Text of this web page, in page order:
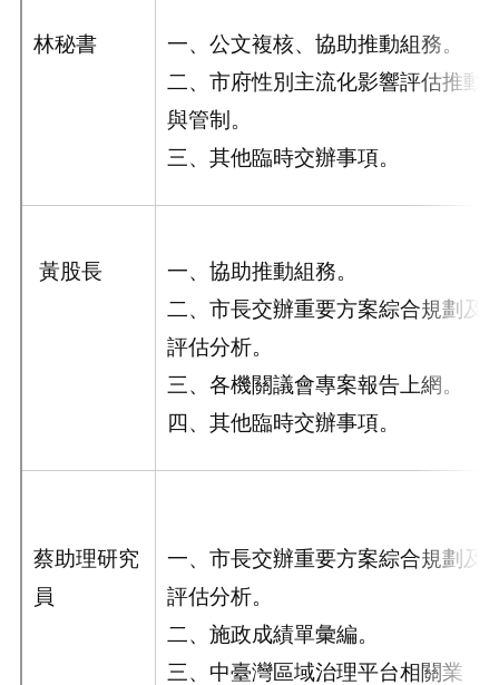
林秘書
一、公文複核、協助推動組務。
二、市府性別主流化影響評估推動
與管制。
三、其他臨時交辦事項。
黃股長
一、協助推動組務。
二、市長交辦重要方案綜合規劃及
評估分析。
三、各機關議會專案報告上網。
四、其他臨時交辦事項。
蔡助理研究
員
一、市長交辦重要方案綜合規劃及
評估分析。
二、施政成績單彙編。
三、中臺灣區域治理平台相關業